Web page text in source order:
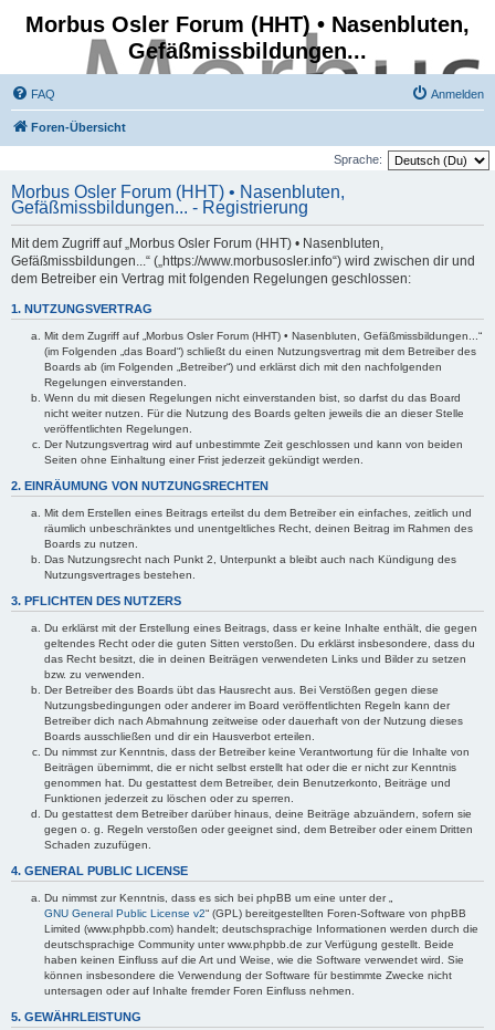
Morbus Osler Forum (HHT) • Nasenbluten,
Gefäßmissbildungen...
FAQ Anmelden
Foren-Übersicht
Sprache:
Morbus Osler Forum (HHT) • Nasenbluten,
Gefäßmissbildungen... - Registrierung
Mit dem Zugriff auf „Morbus Osler Forum (HHT) • Nasenbluten,
Gefäßmissbildungen...“ („https://www.morbusosler.info“) wird zwischen dir und
dem Betreiber ein Vertrag mit folgenden Regelungen geschlossen:
1. NUTZUNGSVERTRAG
Mit dem Zugriff auf „Morbus Osler Forum (HHT) • Nasenbluten, Gefäßmissbildungen...“
(im Folgenden „das Board“) schließt du einen Nutzungsvertrag mit dem Betreiber des
Boards ab (im Folgenden „Betreiber“) und erklärst dich mit den nachfolgenden
Regelungen einverstanden.
Wenn du mit diesen Regelungen nicht einverstanden bist, so darfst du das Board
nicht weiter nutzen. Für die Nutzung des Boards gelten jeweils die an dieser Stelle
veröffentlichten Regelungen.
Der Nutzungsvertrag wird auf unbestimmte Zeit geschlossen und kann von beiden
Seiten ohne Einhaltung einer Frist jederzeit gekündigt werden.
2. EINRÄUMUNG VON NUTZUNGSRECHTEN
Mit dem Erstellen eines Beitrags erteilst du dem Betreiber ein einfaches, zeitlich und
räumlich unbeschränktes und unentgeltliches Recht, deinen Beitrag im Rahmen des
Boards zu nutzen.
Das Nutzungsrecht nach Punkt 2, Unterpunkt a bleibt auch nach Kündigung des
Nutzungsvertrages bestehen.
3. PFLICHTEN DES NUTZERS
Du erklärst mit der Erstellung eines Beitrags, dass er keine Inhalte enthält, die gegen
geltendes Recht oder die guten Sitten verstoßen. Du erklärst insbesondere, dass du
das Recht besitzt, die in deinen Beiträgen verwendeten Links und Bilder zu setzen
bzw. zu verwenden.
Der Betreiber des Boards übt das Hausrecht aus. Bei Verstößen gegen diese
Nutzungsbedingungen oder anderer im Board veröffentlichten Regeln kann der
Betreiber dich nach Abmahnung zeitweise oder dauerhaft von der Nutzung dieses
Boards ausschließen und dir ein Hausverbot erteilen.
Du nimmst zur Kenntnis, dass der Betreiber keine Verantwortung für die Inhalte von
Beiträgen übernimmt, die er nicht selbst erstellt hat oder die er nicht zur Kenntnis
genommen hat. Du gestattest dem Betreiber, dein Benutzerkonto, Beiträge und
Funktionen jederzeit zu löschen oder zu sperren.
Du gestattest dem Betreiber darüber hinaus, deine Beiträge abzuändern, sofern sie
gegen o. g. Regeln verstoßen oder geeignet sind, dem Betreiber oder einem Dritten
Schaden zuzufügen.
4. GENERAL PUBLIC LICENSE
Du nimmst zur Kenntnis, dass es sich bei phpBB um eine unter der „
GNU General Public License v2“ (GPL) bereitgestellten Foren-Software von phpBB
Limited (www.phpbb.com) handelt; deutschsprachige Informationen werden durch die
deutschsprachige Community unter www.phpbb.de zur Verfügung gestellt. Beide
haben keinen Einfluss auf die Art und Weise, wie die Software verwendet wird. Sie
können insbesondere die Verwendung der Software für bestimmte Zwecke nicht
untersagen oder auf Inhalte fremder Foren Einfluss nehmen.
5. GEWÄHRLEISTUNG